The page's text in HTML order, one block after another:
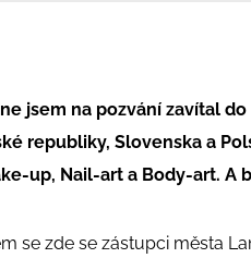
jsem na pozvání zavítal
republiky, Slovenska a
up, Nail-art a Body-art. A
se zde se zástupci města